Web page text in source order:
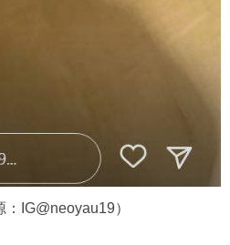
IG@neoyau19）